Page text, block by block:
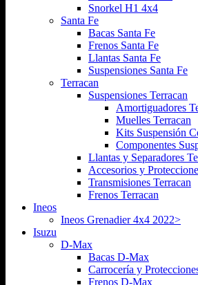
Snorkel H1 4x4
Santa Fe
Bacas Santa Fe
Frenos Santa Fe
Llantas Santa Fe
Suspensiones Santa Fe
Terracan
Suspensiones Terracan
Amortiguadores
Muelles Terracan
Kits Suspensión
Componentes
Llantas y Separadores
Accesorios y
Transmisiones Terracan
Frenos Terracan
Ineos
Ineos Grenadier 4x4 2022>
Isuzu
D-Max
Bacas D-Max
Carrocería y
Frenos D-Max